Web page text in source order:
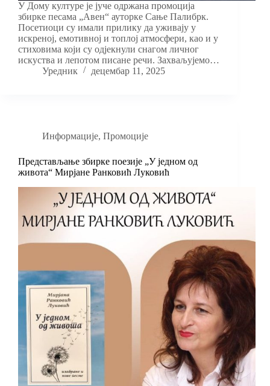
У Дому културе је јуче одржана промоција
збирке песама „Авен“ ауторке Сање Палибрк.
Посетиоци су имали прилику да уживају у
искреној, емотивној и топлој атмосфери, као и у
стиховима који су одјекнули снагом личног
искуства и лепотом писане речи. Захваљујемо…
Уредник
децембар 11, 2025
Информације, Промоције
Представљање збирке поезије „У једном од
живота“ Мирјане Ранковић Луковић